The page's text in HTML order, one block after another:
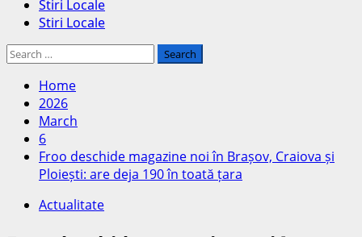
Stiri Locale
Stiri Locale
Search
Home
2026
March
6
Froo deschide magazine noi în Brașov, Craiova și
Ploiești: are deja 190 în toată țara
Actualitate